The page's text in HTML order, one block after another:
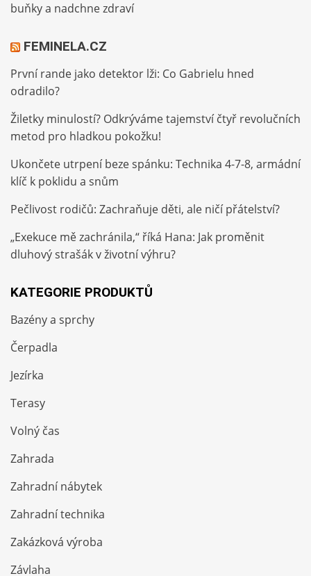
buňky a nadchne zdraví
FEMINELA.CZ
První rande jako detektor lži: Co Gabrielu hned
odradilo?
Žiletky minulostí? Odkrýváme tajemství čtyř revolučních
metod pro hladkou pokožku!
Ukončete utrpení beze spánku: Technika 4-7-8, armádní
klíč k poklidu a snům
Pečlivost rodičů: Zachraňuje děti, ale ničí přátelství?
„Exekuce mě zachránila,“ říká Hana: Jak proměnit
dluhový strašák v životní výhru?
KATEGORIE PRODUKTŮ
Bazény a sprchy
Čerpadla
Jezírka
Terasy
Volný čas
Zahrada
Zahradní nábytek
Zahradní technika
Zakázková výroba
Závlaha